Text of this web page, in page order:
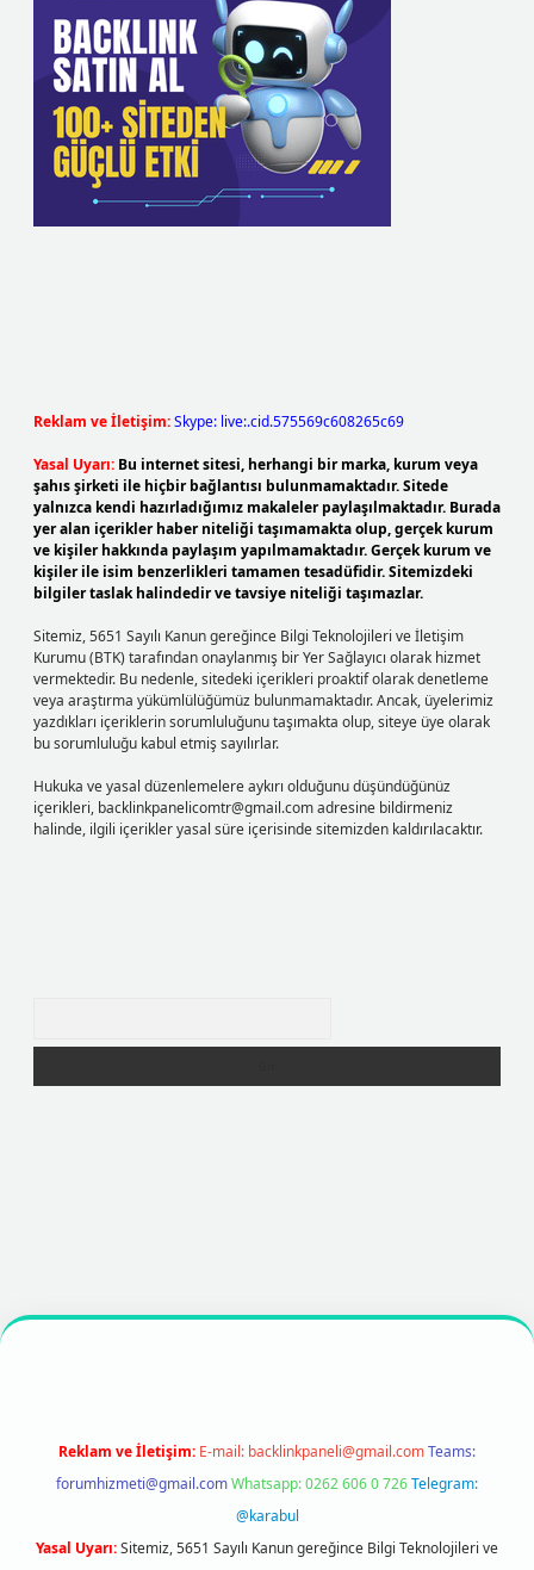
Reklam ve İletişim:Skype: live:.cid.575569c608265c69
Yasal Uyarı: Bu internet sitesi, herhangi bir marka, kurum veya
şahıs şirketi ile hiçbir bağlantısı bulunmamaktadır. Sitede
yalnızca kendi hazırladığımız makaleler paylaşılmaktadır. Burada
yer alan içerikler haber niteliği taşımamakta olup, gerçek kurum
ve kişiler hakkında paylaşım yapılmamaktadır. Gerçek kurum ve
kişiler ile isim benzerlikleri tamamen tesadüfidir. Sitemizdeki
bilgiler taslak halindedir ve tavsiye niteliği taşımazlar.
Sitemiz, 5651 Sayılı Kanun gereğince Bilgi Teknolojileri ve İletişim
Kurumu (BTK) tarafından onaylanmış bir Yer Sağlayıcı olarak hizmet
vermektedir. Bu nedenle, sitedeki içerikleri proaktif olarak denetleme
veya araştırma yükümlülüğümüz bulunmamaktadır. Ancak, üyelerimiz
yazdıkları içeriklerin sorumluluğunu taşımakta olup, siteye üye olarak
bu sorumluluğu kabul etmiş sayılırlar.
Hukuka ve yasal düzenlemelere aykırı olduğunu düşündüğünüz
içerikleri, backlinkpanelicomtr@gmail.comadresine bildirmeniz
halinde, ilgili içerikler yasal süre içerisinde sitemizden kaldırılacaktır.
https://betexpergir.net/
Reklam ve İletişim: E-mail: backlinkpaneli@gmail.comTeams:
forumhizmeti@gmail.comWhatsapp: 0262 606 0 726Telegram:
@karabul
Yasal Uyarı:Sitemiz, 5651 Sayılı Kanun gereğince Bilgi Teknolojileri ve